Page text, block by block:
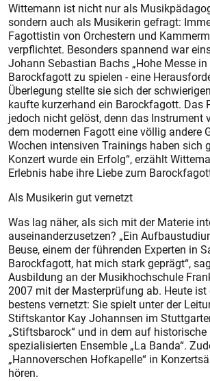
Wittemann ist nicht nur als
sondern auch als Musikerin gefragt:
Fagottistin von Orchestern und
verpflichtet. Besonders spannend war
Johann Sebastian Bachs „Hohe Messe
Barockfagott zu spielen - eine
Überlegung stellte sie sich der
kaufte kurzerhand ein Barockfagott. Das
jedoch nicht gelöst, denn das Instrument
dem modernen Fagott eine völlig andere
Wochen intensiven Trainings haben sich
Konzert wurde ein Erfolg“, erzählt
Erlebnis habe ihre Liebe zum
Als Musikerin gut vernetzt
Was lag näher, als sich mit der Materie
auseinanderzusetzen? „Ein
Beuse, einem der führenden Experten in
Barockfagott, hat mich stark geprägt“,
Ausbildung an der Musikhochschule
2007 mit der Masterprüfung ab. Heute ist
bestens vernetzt: Sie spielt unter der
Stiftskantor Kay Johannsen im
„Stiftsbarock“ und in dem auf
spezialisierten Ensemble „La Banda“.
„Hannoverschen Hofkapelle“ in
hören.